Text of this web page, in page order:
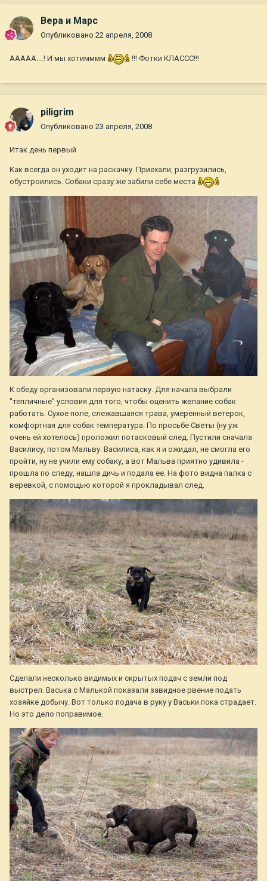
Вера и Марс
Опубликовано 22 апреля, 2008
ААААА....! И мы хотимммм !!! Фотки КЛАССС!!!
piligrim
Опубликовано 23 апреля, 2008
Итак день первый
Как всегда он уходит на раскачку. Приехали, разгрузились,
обустроились. Собаки сразу же забили себе места
К обеду организовали первую натаску. Для начала выбрали
"тепличные" условия для того, чтобы оценить желание собак
работать. Сухое поле, слежавшаяся трава, умеренный ветерок,
комфортная для собак температура. По просьбе Светы (ну уж
очень ей хотелось) проложил потасковый след. Пустили сначала
Василису, потом Мальву. Василиса, как я и ожидал, не смогла его
пройти, ну не учили ему собаку, а вот Мальва приятно удивила -
прошла по следу, нашла дичь и подала ее. На фото видна палка с
веревкой, с помощью которой я прокладывал след.
Сделали несколько видимых и скрытых подач с земли под
выстрел. Васька с Малькой показали завидное рвение подать
хозяйке добычу. Вот только подача в руку у Васьки пока страдает.
Но это дело поправимое.